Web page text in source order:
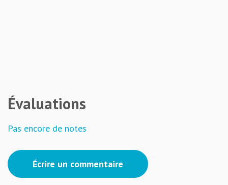
Évaluations
Pas encore de notes
Écrire un commentaire